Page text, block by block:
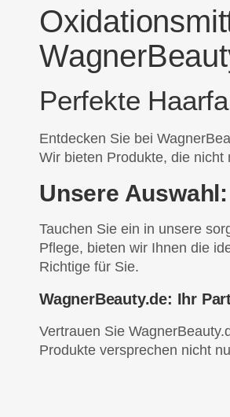
Perfekte
Entdecken Sie bei
Wir bieten Produkte, die
Unsere
Tauchen Sie ein in unsere
Pflege, bieten wir Ihnen die
Richtige für Sie.
WagnerBeauty.de: Ihr
Vertrauen Sie
Produkte versprechen nicht